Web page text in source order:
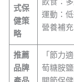
式保
健策
略
運動：
營養補
推薦
品牌
「節力
萄糖胺